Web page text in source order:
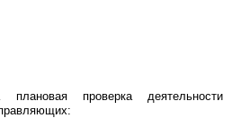
плановая проверка деятельности